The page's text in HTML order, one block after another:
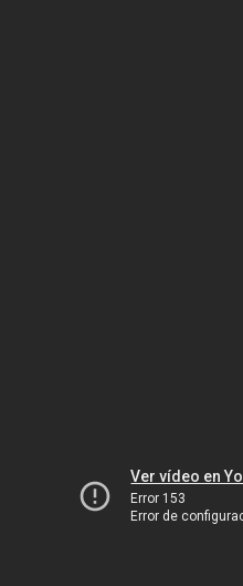
Ver vídeo en
Error 153
Error de